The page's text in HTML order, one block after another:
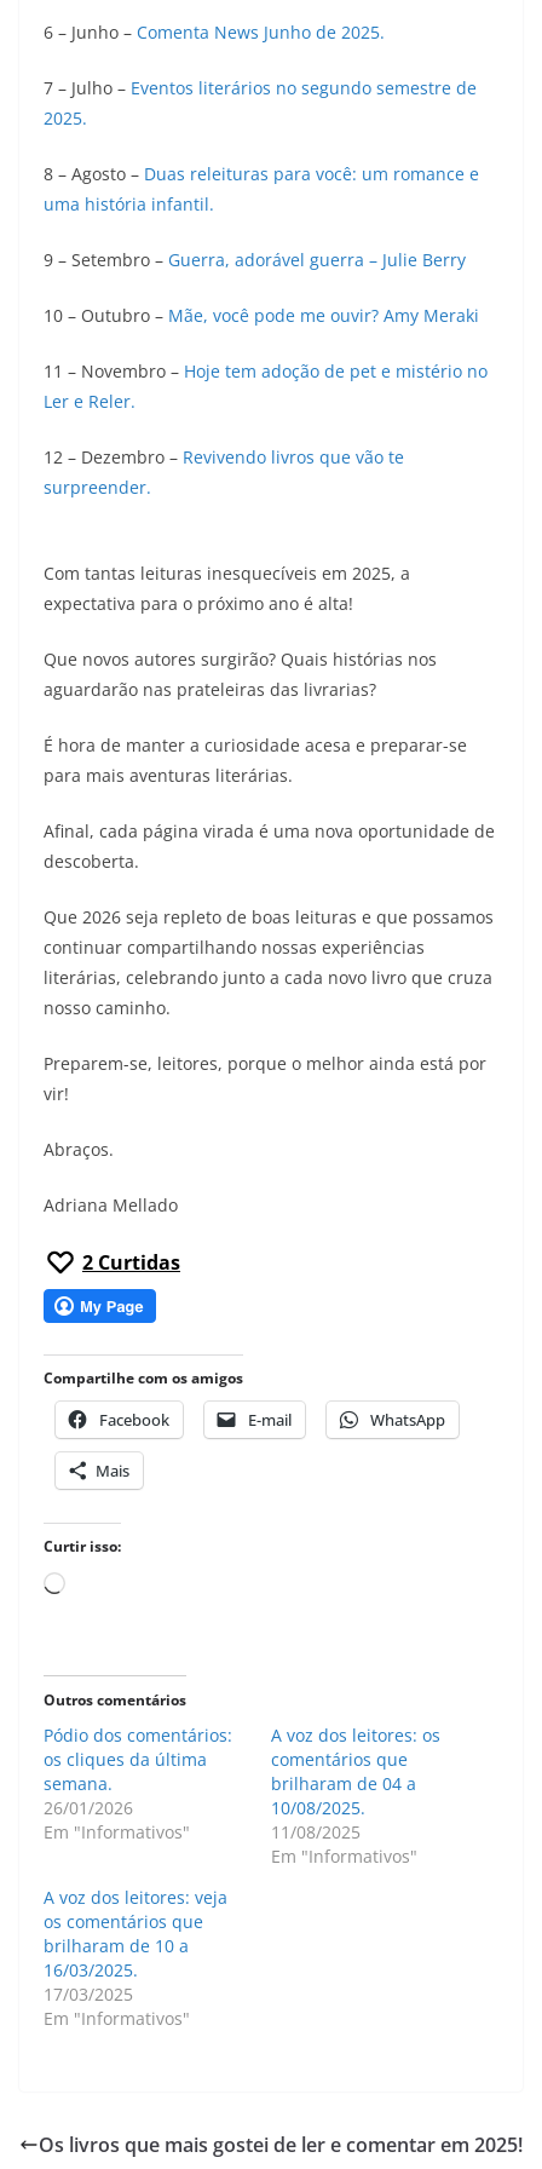
6 – Junho – Comenta News Junho de 2025.
7 – Julho – Eventos literários no segundo semestre de
2025.
8 – Agosto – Duas releituras para você: um romance e
uma história infantil.
9 – Setembro – Guerra, adorável guerra – Julie Berry
10 – Outubro – Mãe, você pode me ouvir? Amy Meraki
11 – Novembro – Hoje tem adoção de pet e mistério no
Ler e Reler.
12 – Dezembro – Revivendo livros que vão te
surpreender.
Com tantas leituras inesquecíveis em 2025, a
expectativa para o próximo ano é alta!
Que novos autores surgirão? Quais histórias nos
aguardarão nas prateleiras das livrarias?
É hora de manter a curiosidade acesa e preparar-se
para mais aventuras literárias.
Afinal, cada página virada é uma nova oportunidade de
descoberta.
Que 2026 seja repleto de boas leituras e que possamos
continuar compartilhando nossas experiências
literárias, celebrando junto a cada novo livro que cruza
nosso caminho.
Preparem-se, leitores, porque o melhor ainda está por
vir!
Abraços.
Adriana Mellado
2 Curtidas
Compartilhe com os amigos
Facebook E-mail WhatsApp
Mais
Curtir isso:
Carregando...
Outros comentários
Pódio dos comentários:
os cliques da última
semana.
26/01/2026
Em "Informativos"
A voz dos leitores: os
comentários que
brilharam de 04 a
10/08/2025.
11/08/2025
Em "Informativos"
A voz dos leitores: veja
os comentários que
brilharam de 10 a
16/03/2025.
17/03/2025
Em "Informativos"
Os livros que mais gostei de ler e comentar em 2025!